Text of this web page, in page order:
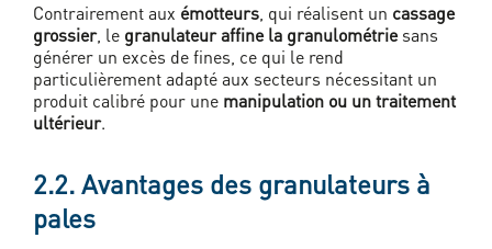
Contrairement aux émotteurs , qui réalisent un cassage
grossier, le granulateur affine la granulométriesans
générer un excès de fines, ce qui le rend
particulièrement adapté aux secteurs nécessitant un
produit calibré pour une manipulation ou un traitement
ultérieur.
2.2. Avantages des granulateurs à
pales